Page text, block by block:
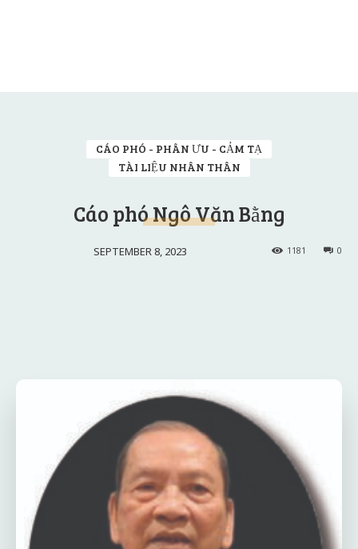
CÁO PHÓ - PHÂN ƯU - CẢM TẠ
TÀI LIỆU NHÂN THÂN
Cáo phó Ngô Văn Bằng
SEPTEMBER 8, 2023 0
1181